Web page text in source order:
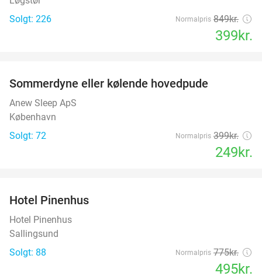
Solgt: 226
Normalpris 849kr.
399kr.
Sommerdyne eller kølende hovedpude
Anew Sleep ApS
København
Solgt: 72
Normalpris 399kr.
249kr.
Hotel Pinenhus
Hotel Pinenhus
Sallingsund
Solgt: 88
Normalpris 775kr.
495kr.